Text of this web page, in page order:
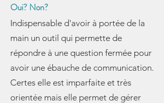
Oui? Non?
Indispensable d'avoir à portée de la
main un outil qui permette de
répondre à une question fermée pour
avoir une ébauche de communication.
Certes elle est imparfaite et très
orientée mais elle permet de gérer